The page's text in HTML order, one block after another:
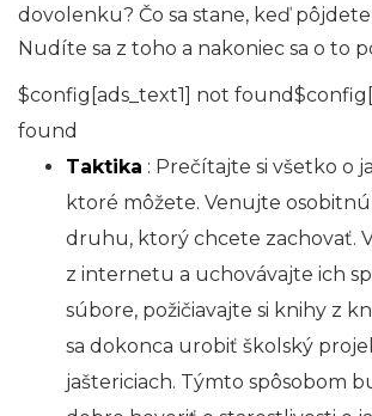
dovolenku? Čo sa stane, keď
Nudíte sa z toho a nakoniec sa o to
$config[ads_text1] not
found
Taktika : Prečítajte si všetko o
ktoré môžete. Venujte
druhu, ktorý chcete zachovať.
z internetu a uchovávajte ich
súbore, požičiavajte si knihy z
sa dokonca urobiť školský
jaštericiach. Týmto spôsobom